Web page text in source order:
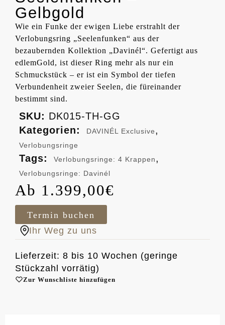
Gelbgold
Wie ein Funke der ewigen Liebe erstrahlt der
Verlobungsring „Seelenfunken“ aus der
bezaubernden Kollektion „Davinél“. Gefertigt aus
edlemGold, ist dieser Ring mehr als nur ein
Schmuckstück – er ist ein Symbol der tiefen
Verbundenheit zweier Seelen, die füreinander
bestimmt sind.
SKU: DK015-TH-GG
Kategorien:
DAVINÉL Exclusive,
Verlobungsringe
Tags: Verlobungsringe: 4 Krappen,
Verlobungsringe: Davinél
1.399,00€
Termin buchen
Ihr Weg zu uns
Lieferzeit: 8 bis 10 Wochen (geringe
Stückzahl vorrätig)
Zur Wunschliste hinzufügen